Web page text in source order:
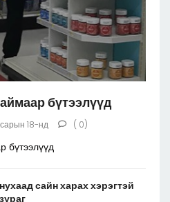
бүтээлүүд
18-нд ( 0)
бүтээлүүд
сайн харах хэрэгтэй